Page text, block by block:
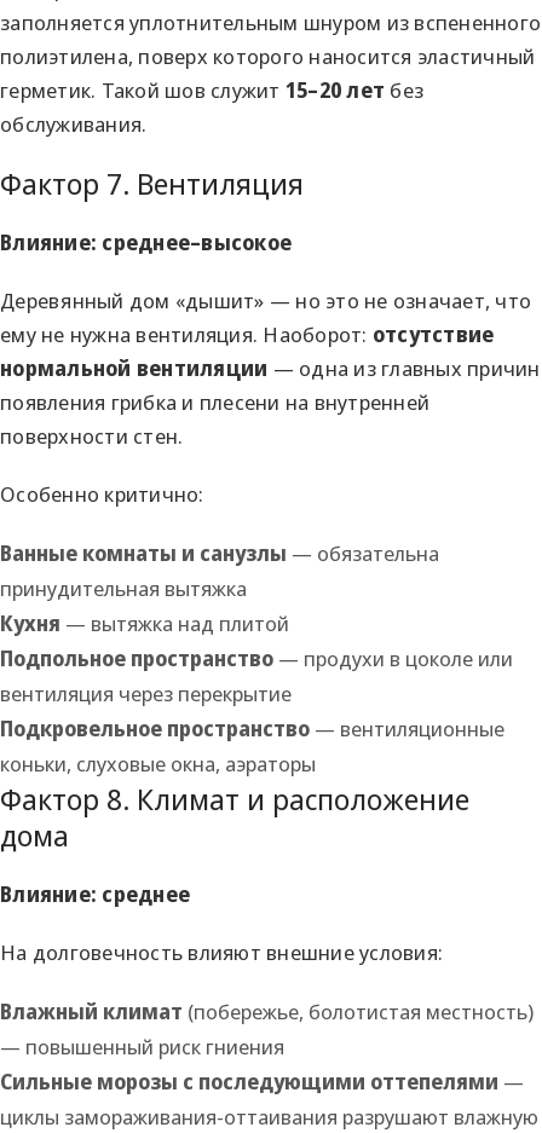
заполняется уплотнительным шнуром из вспененного
полиэтилена, поверх которого наносится эластичный
герметик. Такой шов служит 15–20 лет без
обслуживания.
Фактор 7. Вентиляция
Влияние: среднее–высокое
Деревянный дом «дышит» — но это не означает, что
ему не нужна вентиляция. Наоборот: отсутствие
нормальной вентиляции — одна из главных причин
появления грибка и плесени на внутренней
поверхности стен.
Особенно критично:
Ванные комнаты и санузлы — обязательна
принудительная вытяжка
Кухня — вытяжка над плитой
Подпольное пространство — продухи в цоколе или
вентиляция через перекрытие
Подкровельное пространство — вентиляционные
коньки, слуховые окна, аэраторы
Фактор 8. Климат и расположение
дома
Влияние: среднее
На долговечность влияют внешние условия:
Влажный климат (побережье, болотистая местность)
— повышенный риск гниения
Сильные морозы с последующими оттепелями —
циклы замораживания-оттаивания разрушают влажную